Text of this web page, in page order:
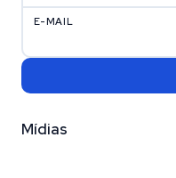
E-MAIL
Mídias